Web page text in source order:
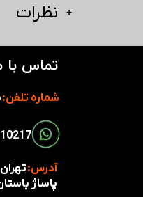
نظرات
تماس با
شماره تلفن:
آدرس:
پاساژ باستان -